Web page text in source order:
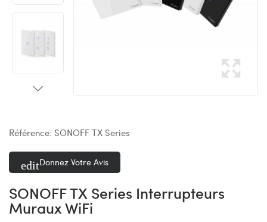
Référence: SONOFF TX Series
Donnez Votre Avis
SONOFF TX Series Interrupteurs
Muraux WiFi